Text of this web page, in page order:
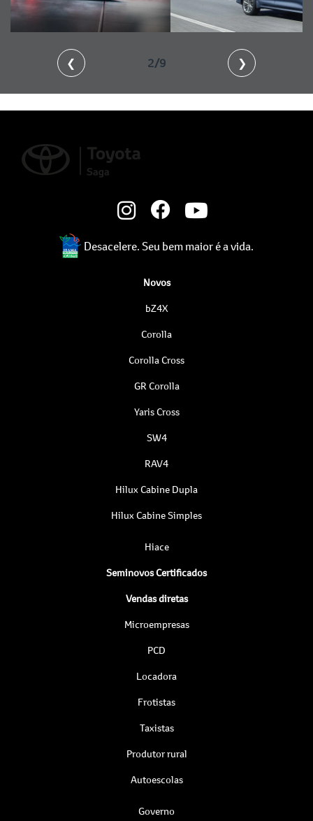
❮ 3/9 ❯
Desacelere. Seu bem maior é a vida.
Novos
bZ4X
Corolla
Corolla Cross
GR Corolla
Yaris Cross
SW4
RAV4
Hilux Cabine Dupla
Hilux Cabine Simples
Hiace
Seminovos Certificados
Vendas diretas
Microempresas
PCD
Locadora
Frotistas
Taxistas
Produtor rural
Autoescolas
Governo